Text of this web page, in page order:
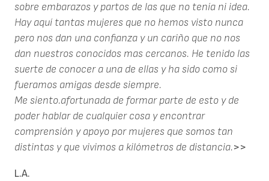
sobre embarazos y partos de las que no tenía ni idea.
Hay aquí tantas mujeres que no hemos visto nunca
pero nos dan una confianza y un cariño que no nos
dan nuestros conocidos mas cercanos. He tenido las
suerte de conocer a una de ellas y ha sido como si
fueramos amigas desde siempre.
Me siento.afortunada de formar parte de esto y de
poder hablar de cualquier cosa y encontrar
comprensión y apoyo por mujeres que somos tan
distintas y que vivimos a kilómetros de distancia.>>
L.A.